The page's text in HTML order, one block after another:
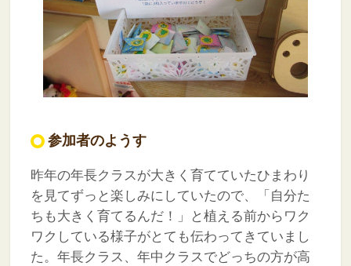
参加者のようす
昨年の年長クラスが大きく育てていたひまわり
を見てずっと楽しみにしていたので、「自分た
ちも大きく育てるんだ！」と植える前からワク
ワクしている様子がとても伝わってきていまし
た。年長クラス、年中クラスでどっちの方が高